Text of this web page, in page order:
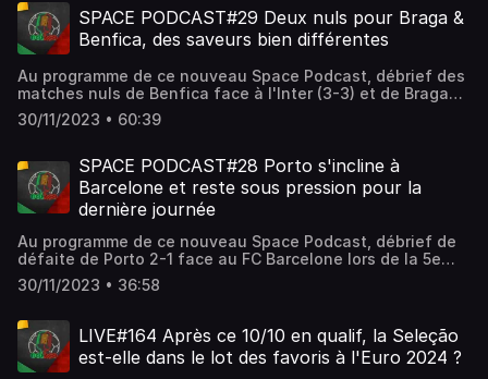
d'Alex : la nouvelle vague d'entraineur portugais ? 01:01:10
- 01:18:10 Animé par Antoine Thirion (@atironho07) et
accompagné d'Alexandre Carvalho (@Alex_DC78) &
plus d'analyses et de décryptages autour du football
portugais, rendez-vous sur notre site internet :
https://golaco.fr/ 📲 Suivez-nous aussi sur les réseaux : •
Facebook : https://www.facebook.com/Golacopodcast •
Instagram : https://www.instagram.com/golaco_tv
SPACE PODCAST#29 Deux nuls pour Braga &
Benfica, des saveurs bien différentes
Au programme de ce nouveau Space Podcast, débrief des
matches nuls de Benfica face à l'Inter (3-3) et de Braga
face à l'Union Berlin (1-1). Animé par Alexandre Carvalho
(@Alex_DC78) et accompagné de Philipe Da Costa
Monteiro (@MMatthieuZSCB) 💻 Pour toujours plus
d'analyses et de décryptages autour du football
portugais, rendez-vous sur notre site internet :
https://golaco.fr/ 📲 Suivez-nous aussi sur les réseaux : •
Facebook : https://www.facebook.com/Golacopodcast •
Twitter : https://twitter.com/Golaco_TV?lang=fr •
Instagram : https://www.instagram.com/golaco_tv
30/11/2023 • 60:39
SPACE PODCAST#28 Porto s'incline à
Barcelone et reste sous pression pour la
dernière journée
Au programme de ce nouveau Space Podcast, débrief de
défaite de Porto 2-1 face au FC Barcelone lors de la 5e
journée de la phase de poules de la Ligue des Champions.
Animé par Kévin Pinto (@keviin__92) & Philipe Da Costa
décryptages autour du football portugais, rendez-vous
sur notre site internet : https://golaco.fr/ 📲 Suivez-nous
aussi sur les réseaux : • Facebook :
30/11/2023 • 36:58
LIVE#164 Après ce 10/10 en qualif, la Seleção
est-elle dans le lot des favoris à l'Euro 2024 ?